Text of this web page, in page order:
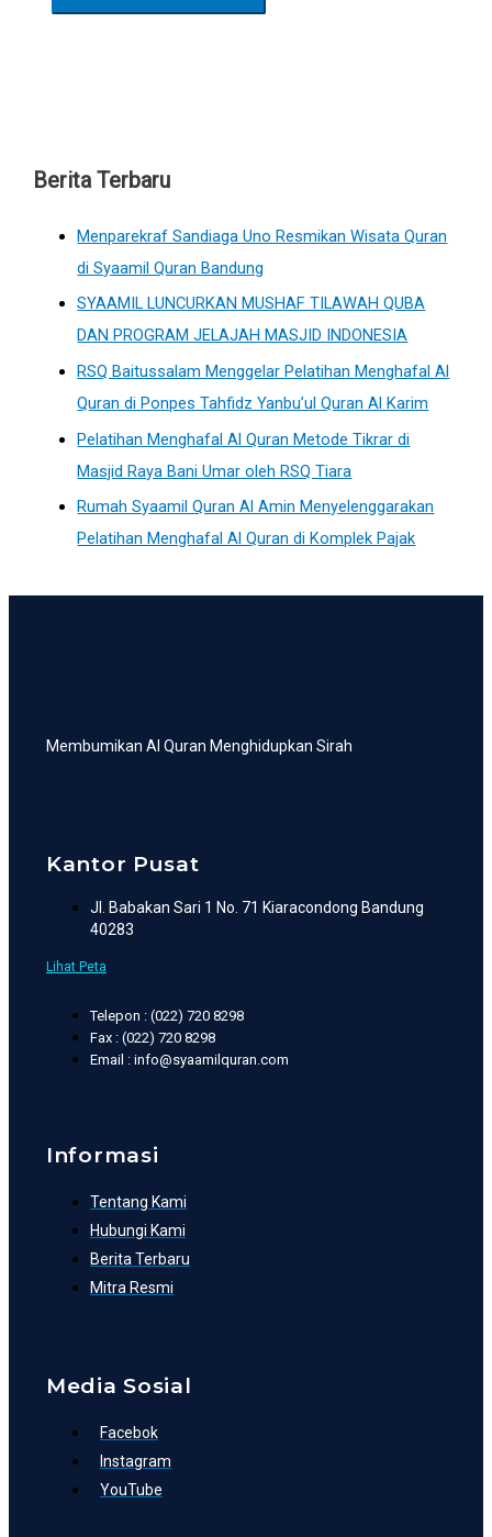
Berita Terbaru
Menparekraf Sandiaga Uno Resmikan Wisata Quran
di Syaamil Quran Bandung
SYAAMIL LUNCURKAN MUSHAF TILAWAH QUBA
DAN PROGRAM JELAJAH MASJID INDONESIA
RSQ Baitussalam Menggelar Pelatihan Menghafal Al
Quran di Ponpes Tahfidz Yanbu’ul Quran Al Karim
Pelatihan Menghafal Al Quran Metode Tikrar di
Masjid Raya Bani Umar oleh RSQ Tiara
Rumah Syaamil Quran Al Amin Menyelenggarakan
Pelatihan Menghafal Al Quran di Komplek Pajak
Membumikan Al Quran Menghidupkan Sirah
Kantor Pusat
Jl. Babakan Sari 1 No. 71 Kiaracondong Bandung
40283
Lihat Peta
Telepon : (022) 720 8298
Fax : (022) 720 8298
Email : info@syaamilquran.com
Informasi
Tentang Kami
Hubungi Kami
Berita Terbaru
Mitra Resmi
Media Sosial
Facebok
Instagram
YouTube